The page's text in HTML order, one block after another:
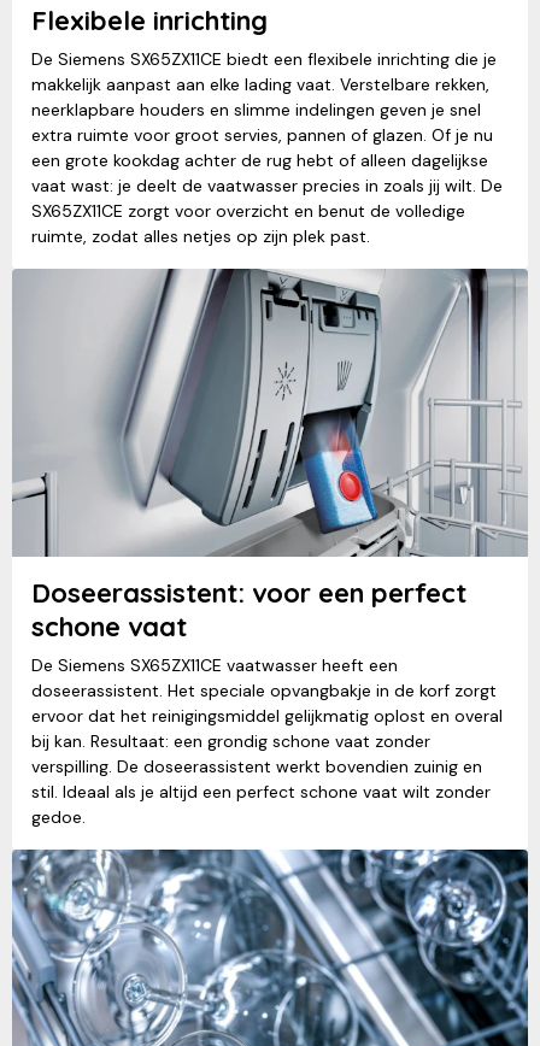
Flexibele inrichting
De Siemens SX65ZX11CE biedt een flexibele inrichting die je
makkelijk aanpast aan elke lading vaat. Verstelbare rekken,
neerklapbare houders en slimme indelingen geven je snel
extra ruimte voor groot servies, pannen of glazen. Of je nu
een grote kookdag achter de rug hebt of alleen dagelijkse
vaat wast: je deelt de vaatwasser precies in zoals jij wilt. De
SX65ZX11CE zorgt voor overzicht en benut de volledige
ruimte, zodat alles netjes op zijn plek past.
Doseerassistent: voor een perfect
schone vaat
De Siemens SX65ZX11CE vaatwasser heeft een
doseerassistent. Het speciale opvangbakje in de korf zorgt
ervoor dat het reinigingsmiddel gelijkmatig oplost en overal
bij kan. Resultaat: een grondig schone vaat zonder
verspilling. De doseerassistent werkt bovendien zuinig en
stil. Ideaal als je altijd een perfect schone vaat wilt zonder
gedoe.